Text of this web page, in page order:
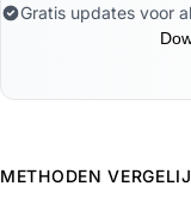
Gratis updates voor
METHODEN